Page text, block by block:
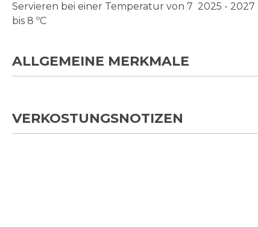
Servieren bei einer Temperatur von 7
bis 8 ºC
2025 - 2027
ALLGEMEINE MERKMALE
VERKOSTUNGSNOTIZEN